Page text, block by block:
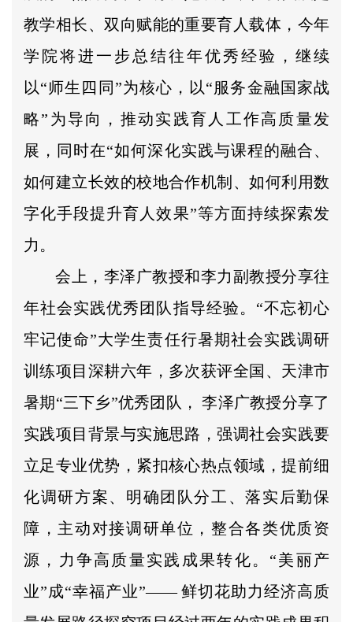
教学相长、双向赋能的重要育人载体，今年
学院将进一步总结往年优秀经验，继续
以“师生四同”为核心，以“服务金融国家战
略”为导向，推动实践育人工作高质量发
展，同时在“如何深化实践与课程的融合、
如何建立长效的校地合作机制、如何利用数
字化手段提升育人效果”等方面持续探索发
力。
会上，李泽广教授和李力副教授分享往
年社会实践优秀团队指导经验。“不忘初心
牢记使命”大学生责任行暑期社会实践调研
训练项目深耕六年，多次获评全国、天津市
暑期“三下乡”优秀团队， 李泽广教授分享了
实践项目背景与实施思路，强调社会实践要
立足专业优势，紧扣核心热点领域，提前细
化调研方案、明确团队分工、落实后勤保
障，主动对接调研单位，整合各类优质资
源，力争高质量实践成果转化。“美丽产
业”成“幸福产业”—— 鲜切花助力经济高质